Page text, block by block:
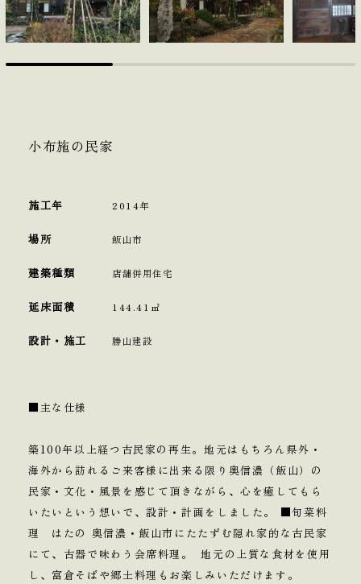
小布施の民家
施工年 2014年
場所 飯山市
建築種類 店舗併用住宅
延床面積 144.41㎡
設計・施工 勝山建設
■主な仕様
築100年以上経つ古民家の再生。地元はもちろん県外・
海外から訪れるご来客様に出来る限り奥信濃（飯山）の
民家・文化・風景を感じて頂きながら、心を癒してもら
いたいという想いで、設計・計画をしました。 ■旬菜料
理 はたの 奥信濃・飯山市にたたずむ隠れ家的な古民家
にて、古器で味わう会席料理。 地元の上質な食材を使用
し、富倉そばや郷土料理もお楽しみいただけます。